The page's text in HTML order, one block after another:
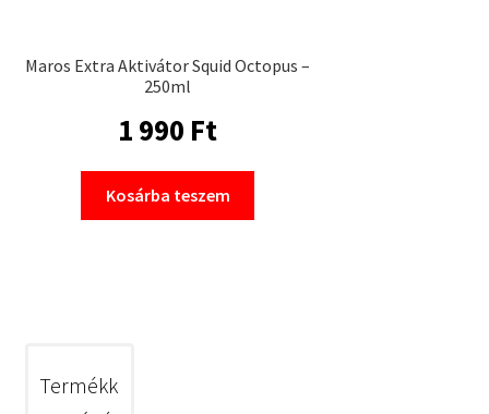
Maros Extra Aktivátor Squid Octopus –
250ml
1 990 Ft
Kosárba teszem
Termékk